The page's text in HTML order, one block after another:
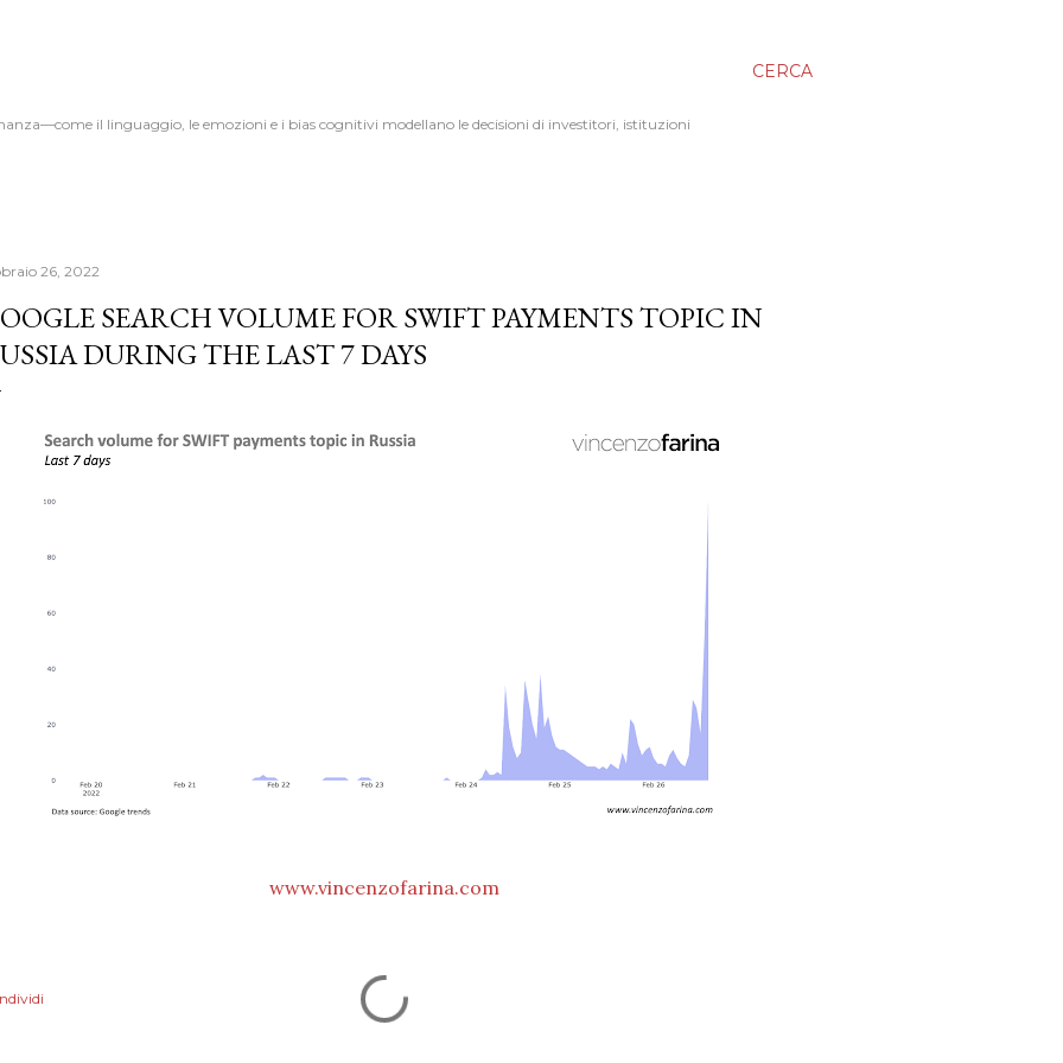
CERCA
il linguaggio, le emozioni e i bias cognitivi modellano le decisioni di investitori, istituzioni
26, 2022
SEARCH VOLUME FOR SWIFT PAYMENTS TOPIC IN
DURING THE LAST 7 DAYS
www.vincenzofarina.com